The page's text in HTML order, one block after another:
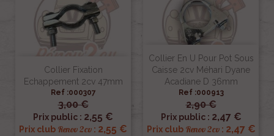
Collier Fixation
Echappement 2cv 47mm
Ref :000307
3,00 €
Prix public : 2,55 €
Prix club Renov 2cv : 2,55 €
Collier En U Pour Pot Sous
Caisse 2cv Méhari Dyane
Acadiane D 36mm
Ref :000913
2,90 €
Prix public : 2,47 €
Prix club Renov 2cv: 2,47 €